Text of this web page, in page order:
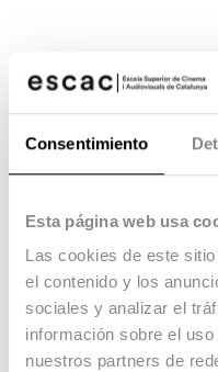
Consentimiento
Esta página web usa
Las cookies de este
el contenido y los
sociales y analizar el
información sobre el
nuestros partners de
Quest